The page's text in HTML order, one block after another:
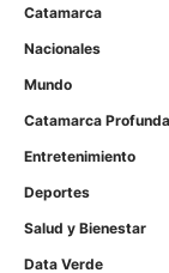
Catamarca
Nacionales
Mundo
Catamarca Profunda
Entretenimiento
Deportes
Salud y Bienestar
Data Verde